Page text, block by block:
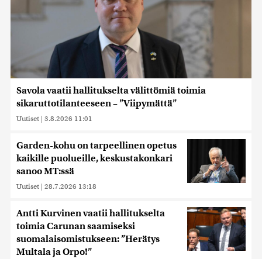
Savola vaatii hallitukselta välittömiä toimia
sikaruttotilanteeseen – ”Viipymättä”
Uutiset | 3.8.2026 11:01
Garden-kohu on tarpeellinen opetus
kaikille puolueille, keskustakonkari
sanoo MT:ssä
Uutiset | 28.7.2026 13:18
Antti Kurvinen vaatii hallitukselta
toimia Carunan saamiseksi
suomalaisomistukseen: ”Herätys
Multala ja Orpo!”